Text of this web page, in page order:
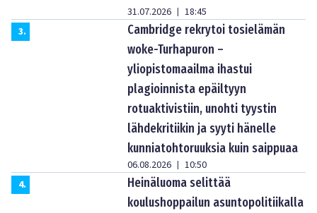
31.07.2026 | 18:45
3.
Cambridge rekrytoi tosielämän
woke-Turhapuron –
yliopistomaailma ihastui
plagioinnista epäiltyyn
rotuaktivistiin, unohti tyystin
lähdekritiikin ja syyti hänelle
kunniatohtoruuksia kuin saippuaa
06.08.2026 | 10:50
4.
Heinäluoma selittää
koulushoppailun asuntopolitiikalla